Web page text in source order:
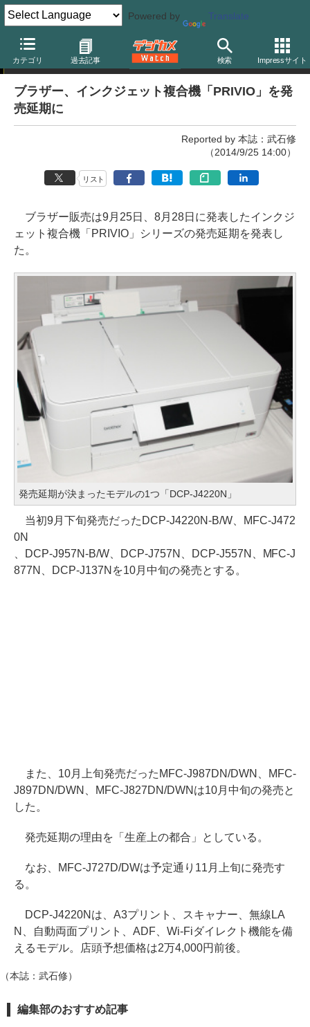
Powered by Translate
カテゴリ 過去記事 検索 Impressサイト
ニュース
ブラザー、インクジェット複合機「PRIVIO」を発
売延期に
Reported by 本誌：武石修
（2014/9/25 14:00）
リスト
ブラザー販売は9月25日、8月28日に発表したインクジ
ェット複合機「PRIVIO」シリーズの発売延期を発表し
た。
発売延期が決まったモデルの1つ「DCP-J4220N」
当初9月下旬発売だったDCP-J4220N-B/W、MFC-J472
0N
、DCP-J957N-B/W、DCP-J757N、DCP-J557N、MFC-J
877N、DCP-J137Nを10月中旬の発売とする。
また、10月上旬発売だったMFC-J987DN/DWN、MFC-
J897DN/DWN、MFC-J827DN/DWNは10月中旬の発売と
した。
発売延期の理由を「生産上の都合」としている。
なお、MFC-J727D/DWは予定通り11月上旬に発売す
る。
DCP-J4220Nは、A3プリント、スキャナー、無線LA
N、自動両面プリント、ADF、Wi-Fiダイレクト機能を備
えるモデル。店頭予想価格は2万4,000円前後。
（本誌：武石修）
編集部のおすすめ記事